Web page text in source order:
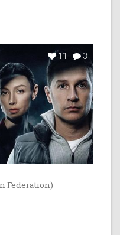
11 3
Federation)